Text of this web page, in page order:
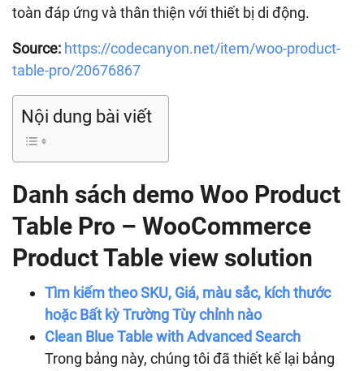
toàn đáp ứng và thân thiện với thiết bị di động.
Source: https://codecanyon.net/item/woo-product-
table-pro/20676867
Nội dung bài viết
Danh sách demo Woo Product
Table Pro – WooCommerce
Product Table view solution
Tìm kiếm theo SKU, Giá, màu sắc, kích thước
hoặc Bất kỳ Trường Tùy chỉnh nào
Clean Blue Table with Advanced Search
Trong bảng này, chúng tôi đã thiết kế lại bảng